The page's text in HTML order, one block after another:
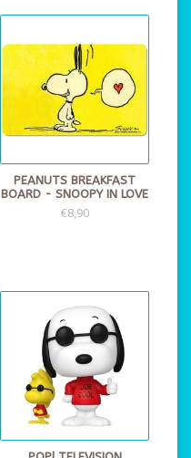
PEANUTS BREAKFAST
BOARD - SNOOPY IN LOVE
€8,90